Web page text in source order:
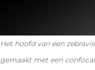
Het hoofd van een
gemaakt met een